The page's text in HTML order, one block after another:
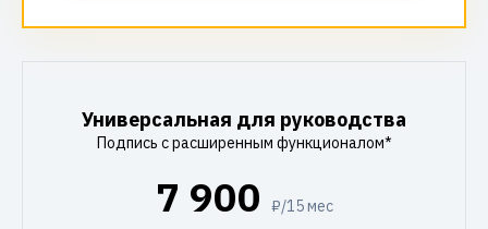
Универсальная для руководства
Подпись с расширенным функционалом*
7 900 ₽/15 мес